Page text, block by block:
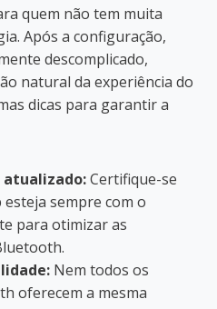
quem não tem muita
Após a configuração,
descomplicado,
natural da experiência do
dicas para garantir a
Certifique-se
esteja sempre com o
para otimizar as
Nem todos os
oferecem a mesma